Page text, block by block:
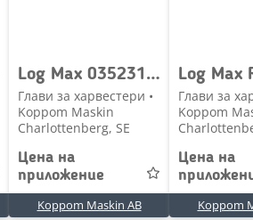
Log Max 035231 Logmax ventilblock till rotatorstyrning
Глави за харвестери •
Koppom Maskin
Charlottenberg, SE
Цена на
приложение
Koppom Maskin AB
Глави за
Koppom
Цена на
Koppom